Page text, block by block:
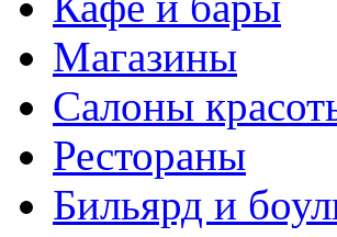
Магазины
Салоны
Рестораны
Бильярд и